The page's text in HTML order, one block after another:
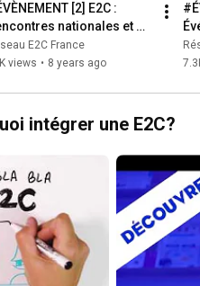
[2] E2C :
nationales et
des E2C 2018 🏅
E2C France
views • 8 years ago
la
V R E : Pourquoi intégrer une E2C?